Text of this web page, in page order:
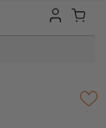
Nos marques